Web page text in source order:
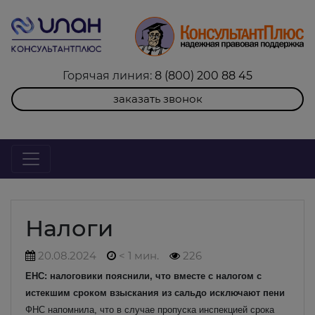
Горячая линия: 8 (800) 200 88 45
заказать звонок
Налоги
20.08.2024 < 1 мин. 226
ЕНС: налоговики пояснили, что вместе с налогом с
истекшим сроком взыскания из сальдо исключают пени
ФНС напомнила, что в случае пропуска инспекцией срока